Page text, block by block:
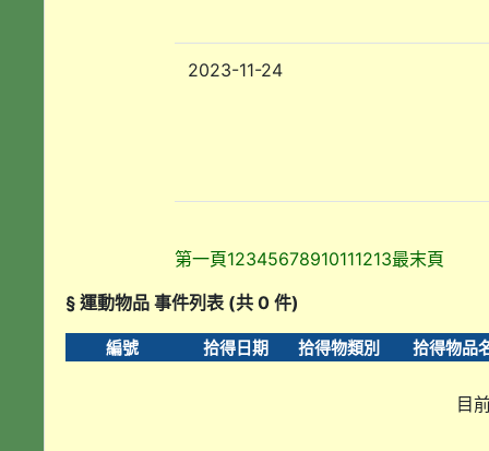
2023-11-24
第一頁12345678910111213最末頁
§ 運動物品 事件列表 (共 0 件)
編號 拾得日期 拾得物類別 拾得物品
目